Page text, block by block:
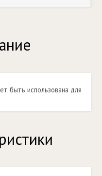
быть использована для